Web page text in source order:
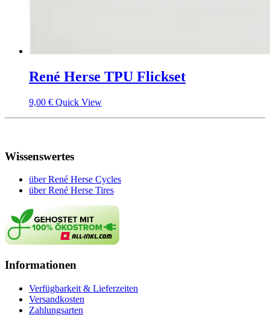
René Herse TPU Flickset
9,00 € Quick View
Wissenswertes
über René Herse Cycles
über René Herse Tires
Informationen
Verfügbarkeit & Lieferzeiten
Versandkosten
Zahlungsarten